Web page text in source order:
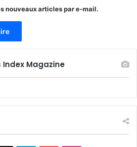
nouveaux articles par e-mail.
Index Magazine